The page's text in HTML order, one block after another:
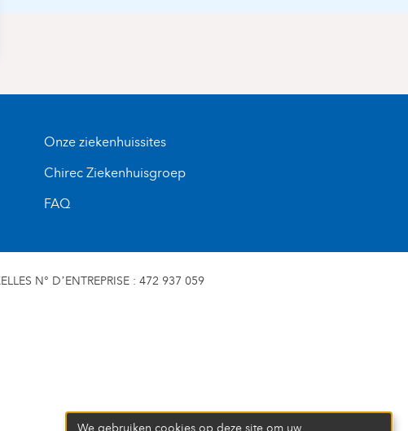
Onze ziekenhuissites
Chirec Ziekenhuisgroep
FAQ
N° D’ENTREPRISE : 472 937 059
We gebruiken cookies op deze site om uw